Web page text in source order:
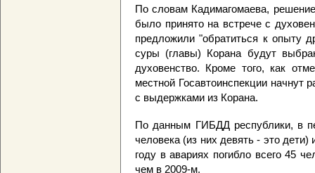
По словам Кадимагомаева,
было принято на встрече с
предложили "обратиться к опыту
суры (главы) Корана будут
духовенство. Кроме того, как
местной Госавтоинспекции
с выдержками из Корана.
По данным ГИБДД республики, в
человека (из них девять - это
году в авариях погибло всего 45
чем в 2009-м.